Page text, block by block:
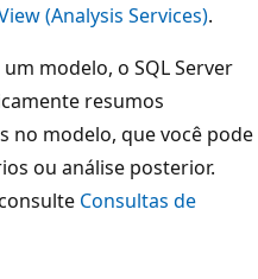
(Analysis Services).
modelo, o SQL Server
resumos
no modelo, que você pode
ou análise posterior.
Consultas de